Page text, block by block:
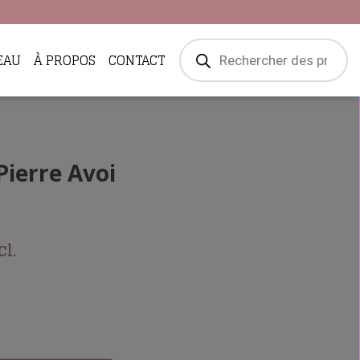
À PROPOS CONTACT Recherche
de
produits
Avoi